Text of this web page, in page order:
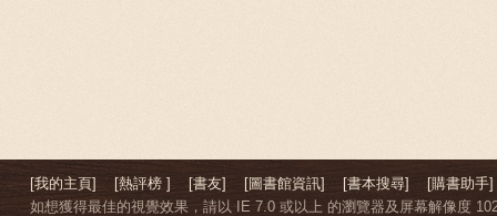
[我的主頁] [熱評榜 ] [書友] [圖書館資訊] [書本搜尋]
[購書助手]
如想獲得最佳的視覺效果，請以 IE 7.0 或以上 的瀏覽器及屏幕解像度